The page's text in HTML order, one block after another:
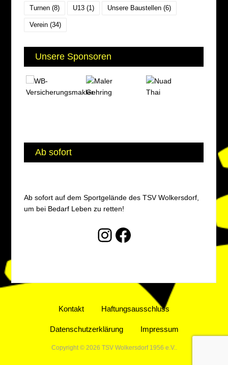
Turnen(8) U13(1) Unsere Baustellen(6)
Verein(34)
Unsere Sponsoren
Ab sofort
Ab sofort auf dem Sportgelände des TSV Wolkersdorf,
um bei Bedarf Leben zu retten!
Instagram
Facebook
Kontakt Haftungsausschluss
Datenschutzerklärung Impressum
Copyright © 2026 TSV Wolkersdorf 1956 e.V..